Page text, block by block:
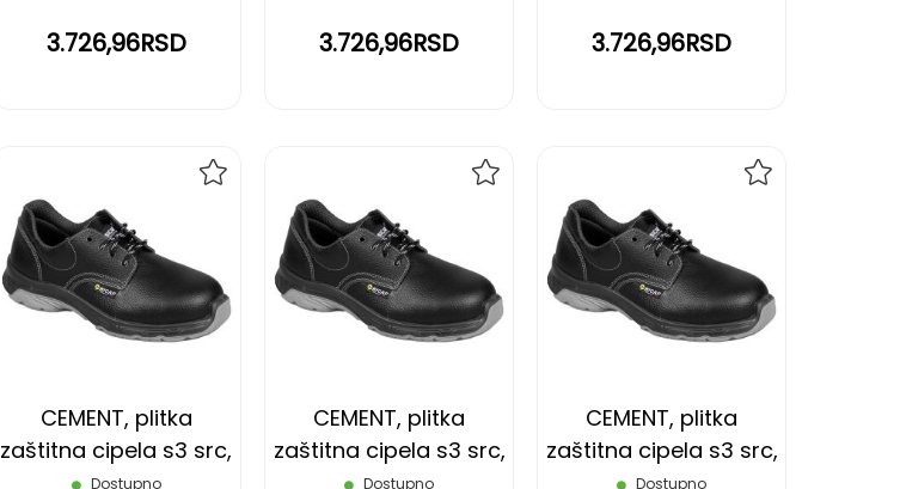
3.726,96RSD 3.726,96RSD 3.726,96RSD
CEMENT, plitka
zaštitna cipela s3 src,
crna, 43
Dostupno
LISTU
ŽELJA
CEMENT, plitka
zaštitna cipela s3 src,
crna, 44
Dostupno
LISTU
ŽELJA
CEMENT, plitka
zaštitna cipela s3 src,
crna, 45
Dostupno
LISTU
ŽELJA